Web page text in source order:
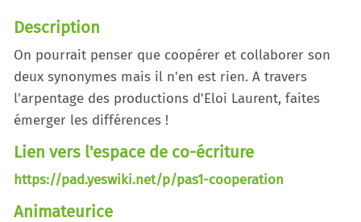
Description
On pourrait penser que coopérer et collaborer son
deux synonymes mais il n'en est rien. A travers
l'arpentage des productions d'Eloi Laurent, faites
émerger les différences !
Lien vers l'espace de co-écriture
https://pad.yeswiki.net/p/pas1-cooperation
Animateurice